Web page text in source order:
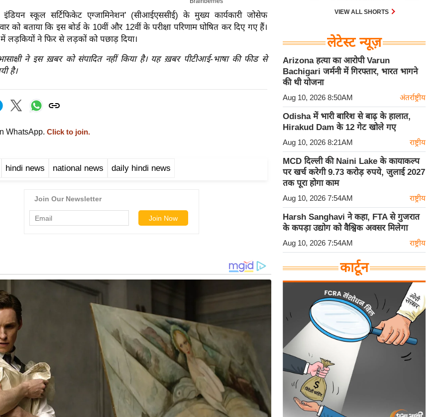
इंडियन स्कूल सर्टिफिकेट एग्जामिनेशन’ (सीआईएससीई) के मुख्य कार्यकारी जोसेफ
को बताया कि इस बोर्ड के 10वीं और 12वीं के परीक्षा परिणाम घोषित कर दिए गए हैं।
में लड़कियों ने फिर से लड़कों को पछाड़ दिया।
ने इस ख़बर को संपादित नहीं किया है। यह ख़बर पीटीआई-भाषा की फीड से
है।
WhatsApp. Click to join.
hindi news national news daily hindi news
VIEW ALL SHORTS
लेटेस्ट न्यूज़
Arizona हत्या का आरोपी Varun
Bachigari जर्मनी में गिरफ्तार, भारत भागने
की थी योजना
Aug 10, 2026 8:50AM अंतर्राष्ट्रीय
Odisha में भारी बारिश से बाढ़ के हालात,
Hirakud Dam के 12 गेट खोले गए
Aug 10, 2026 8:21AM राष्ट्रीय
MCD दिल्ली की Naini Lake के कायाकल्प
पर खर्च करेगी 9.73 करोड़ रुपये, जुलाई 2027
तक पूरा होगा काम
Aug 10, 2026 7:54AM राष्ट्रीय
Harsh Sanghavi ने कहा, FTA से गुजरात
के कपड़ा उद्योग को वैश्विक अवसर मिलेगा
Aug 10, 2026 7:54AM राष्ट्रीय
कार्टून